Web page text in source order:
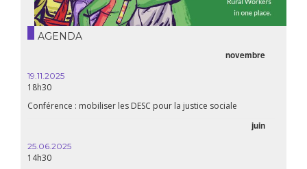
AGENDA
novembre
19.11.2025
18h30
Conférence : mobiliser les DESC pour la justice sociale
juin
25.06.2025
14h30